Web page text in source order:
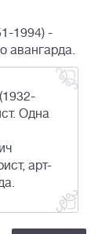
1994) -
авангарда.
Одна
арт-